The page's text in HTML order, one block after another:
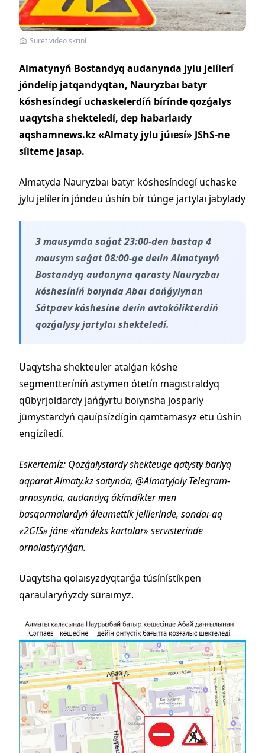
Suret vıdeo skrıní
Almatynyń Bostandyq audanynda jylu jelílerí
jóndelíp jatqandyqtan, Nauryzbaı batyr
kóshesíndegí uchaskelerdíń bírínde qozǵalys
uaqytsha shekteledí, dep habarlaıdy
aqshamnews.kz «Almaty jylu júıesí» JShS-ne
sílteme jasap.
Almatyda Nauryzbaı batyr kóshesíndegí uchaske
jylu jelílerín jóndeu úshín bír túnge jartylaı jabylady
3 mausymda saǵat 23:00-den bastap 4
mausym saǵat 08:00-ge deıín Almatynyń
Bostandyq audanyna qarasty Nauryzbaı
kóshesíníń boıynda Abaı dańǵylynan
Sátpaev kóshesíne deıín avtokólíkterdíń
qozǵalysy jartylaı shekteledí.
Uaqytsha shekteuler atalǵan kóshe
segmentteríníń astymen ótetín magıstraldyq
qūbyrjoldardy jańǵyrtu boıynsha josparly
jūmystardyń qauípsízdígín qamtamasyz etu úshín
engízíledí.
Eskertemíz: Qozǵalystardy shekteuge qatysty barlyq
aqparat Almaty.kz saıtynda, @AlmatyJoly Telegram-
arnasynda, audandyq ákímdíkter men
basqarmalardyń áleumettík jelílerínde, sondaı-aq
«2GIS» jáne «Yandeks kartalar» servısterínde
ornalastyrylǵan.
Uaqytsha qolaısyzdyqtarǵa túsínístíkpen
qaraularyńyzdy sūraımyz.